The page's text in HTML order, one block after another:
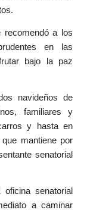
recomendó a los
en las
bajo la paz
navideños de
familiares y
y hasta en
mantiene por
senatorial
senatorial
a caminar